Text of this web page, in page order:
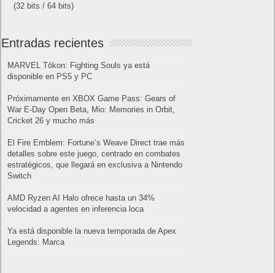
(32 bits / 64 bits)
Entradas recientes
MARVEL Tōkon: Fighting Souls ya está
disponible en PS5 y PC
Próximamente en XBOX Game Pass: Gears of
War E-Day Open Beta, Mio: Memories in Orbit,
Cricket 26 y mucho más
El Fire Emblem: Fortune’s Weave Direct trae más
detalles sobre este juego, centrado en combates
estratégicos, que llegará en exclusiva a Nintendo
Switch
AMD Ryzen AI Halo ofrece hasta un 34%
velocidad a agentes en inferencia loca
Ya está disponible la nueva temporada de Apex
Legends: Marca